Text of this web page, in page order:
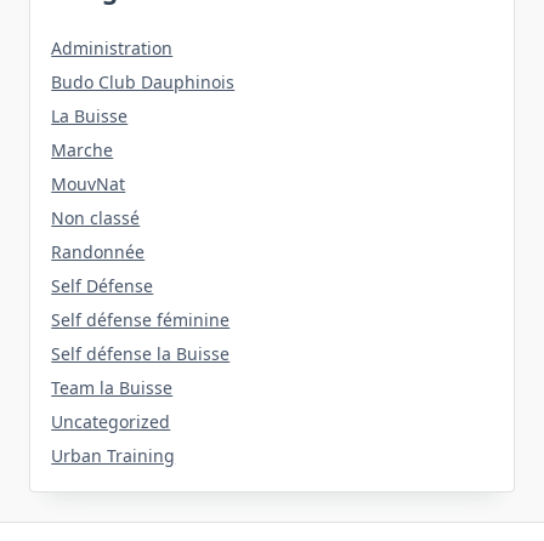
Administration
Budo Club Dauphinois
La Buisse
Marche
MouvNat
Non classé
Randonnée
Self Défense
Self défense féminine
Self défense la Buisse
Team la Buisse
Uncategorized
Urban Training